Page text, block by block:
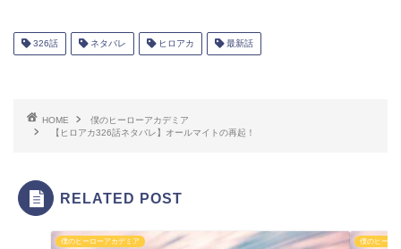
326話 ネタバレ ヒロアカ 最新話
HOME
僕のヒーローアカデミア
【ヒロアカ326話ネタバレ】オールマイトの再起！
RELATED POST
僕のヒーローアカデミア 僕のヒーロ